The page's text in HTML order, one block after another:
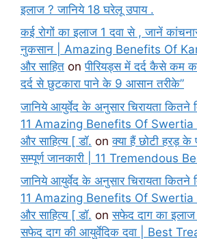
इलाज ? जानिये 18 घरेलू उपाय .
कई रोगों का इलाज 1 दवा से , जानें
नुकसान | Amazing Benefits Of
और साहित onपीरियड्स में दर्द कैसे कम
दर्द से छुटकारा पाने के 9 आसान तरीके”
जानिये आयुर्वेद के अनुसार चिरायता कितने
11 Amazing Benefits Of Swertia
और साहित्य [ डॉ. onक्या हैं छोटी हरड़
सम्पूर्ण जानकारी | 11 Tremendous
जानिये आयुर्वेद के अनुसार चिरायता कितने
11 Amazing Benefits Of Swertia
और साहित्य [ डॉ. onसफेद दाग का
सफेद दाग की आयुर्वेदिक दवा | Best